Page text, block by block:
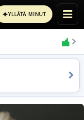
✦YLLÄTÄ MINUT